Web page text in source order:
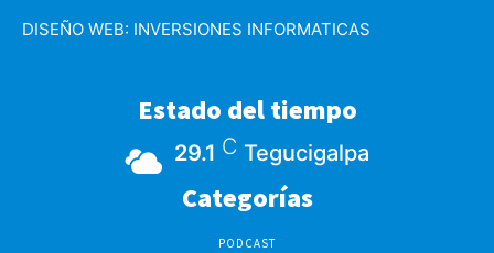
DISEÑO WEB: INVERSIONES INFORMATICAS
Estado del tiempo
29.1 C Tegucigalpa
Categorías
PODCAST